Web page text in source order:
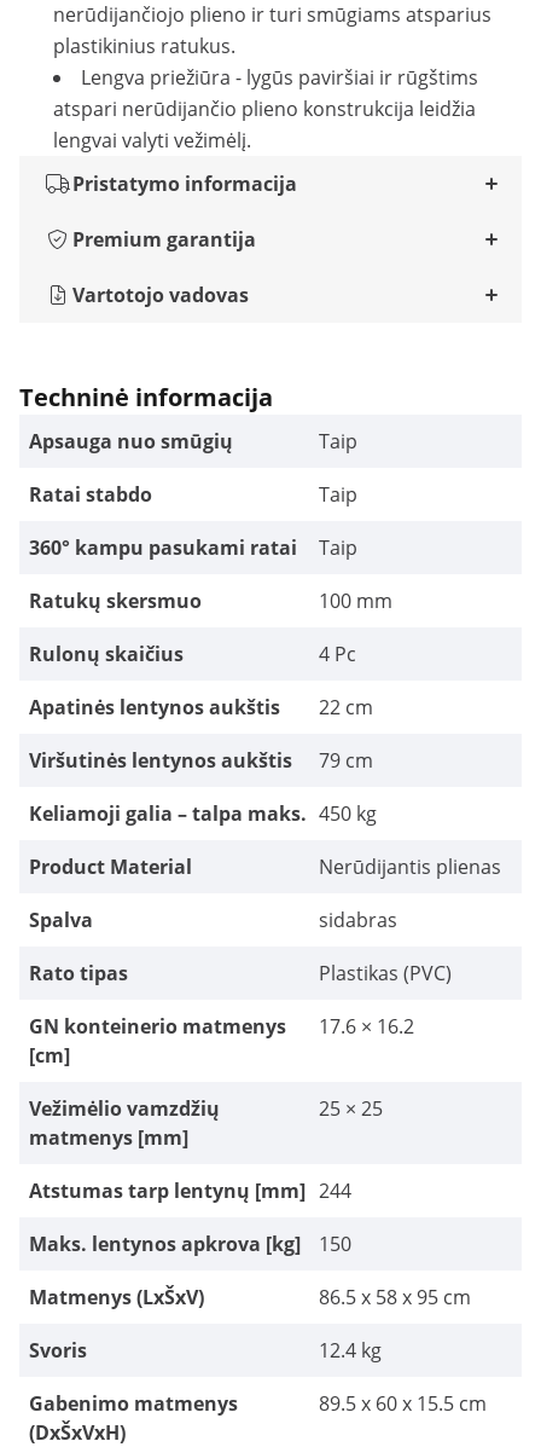
nerūdijančiojo plieno ir turi smūgiams atsparius
plastikinius ratukus.
Lengva priežiūra - lygūs paviršiai ir rūgštims
atspari nerūdijančio plieno konstrukcija leidžia
lengvai valyti vežimėlį.
Pristatymo informacija
Premium garantija
Vartotojo vadovas
Techninė informacija
Apsauga nuo smūgių
Taip
Ratai stabdo
Taip
360° kampu pasukami ratai
Taip
Ratukų skersmuo
100 mm
Rulonų skaičius
4 Pc
Apatinės lentynos aukštis
22 cm
Viršutinės lentynos aukštis
79 cm
Keliamoji galia – talpa maks. 450 kg
Product Material
Nerūdijantis plienas
Spalva
sidabras
Rato tipas
Plastikas (PVC)
GN konteinerio matmenys
[cm]
17.6 × 16.2
Vežimėlio vamzdžių
matmenys [mm]
25 × 25
Atstumas tarp lentynų [mm] 244
Maks. lentynos apkrova [kg]
150
Matmenys (LxŠxV)
86.5 x 58 x 95 cm
Svoris
12.4 kg
Gabenimo matmenys
(DxŠxVxH)
89.5 x 60 x 15.5 cm